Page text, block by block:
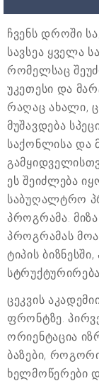
ჩვენს დროში
სავსეა ყველა
რომელსაც
უკეთესი და
რაღაც ახალი,
მუშავდება
საქონლისა და
ეს შეიძლება
საბუღალტრო
პროგრამა.
პროგრამას
ტიპის
ცეკვის
ფრონტზე.
ორიენტაცია
ბაზები,
ხელმოწერები